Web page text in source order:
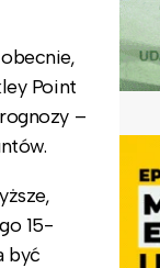
Point
–
15-
być